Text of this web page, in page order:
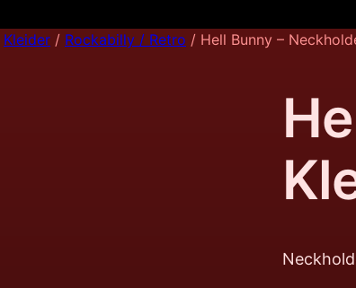
e
Kleider / Rockabilly / Retro / Hell Bunny –